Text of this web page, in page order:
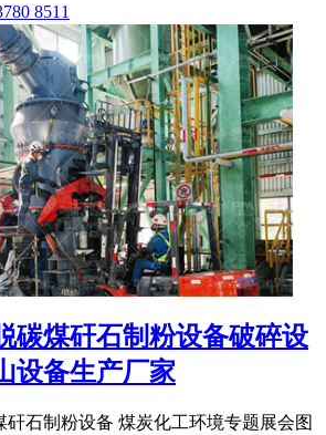
8511
碳煤矸石制粉设备破碎设
设备生产厂家
矸石制粉设备 煤炭化工环境专题展会图